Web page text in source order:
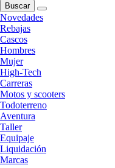
Buscar
Novedades
Rebajas
Cascos
Hombres
Mujer
High-Tech
Carreras
Motos y scooters
Todoterreno
Aventura
Taller
Equipaje
Liquidación
Marcas